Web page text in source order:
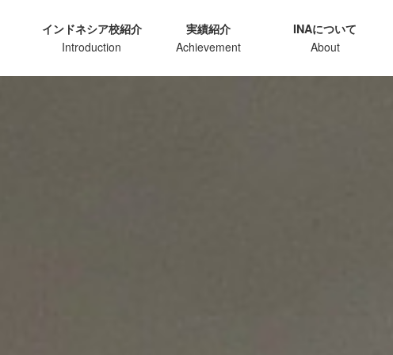
インドネシア校紹介
Introduction
実績紹介
Achievement
INAについて
About